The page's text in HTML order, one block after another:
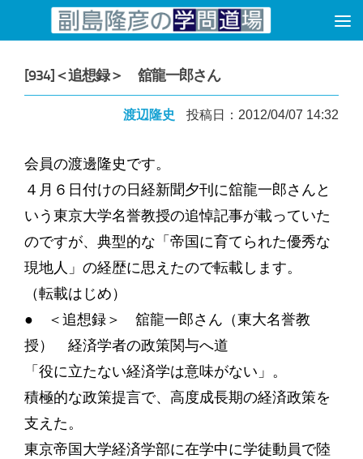
コンテンツへスキップ
[934]＜追想録＞ 舘龍一郎さん
渡辺隆史 投稿日：2012/04/07 14:32
会員の渡邊隆史です。
４月６日付けの日経新聞夕刊に舘龍一郎さんと
いう東京大学名誉教授の追悼記事が載っていた
のですが、典型的な「帝国に育てられた優秀な
現地人」の経歴に思えたので転載します。
（転載はじめ）
● ＜追想録＞ 舘龍一郎さん（東大名誉教
授） 経済学者の政策関与へ道
「役に立たない経済学は意味がない」。
積極的な政策提言で、高度成長期の経済政策を
支えた。
東京帝国大学経済学部に在学中に学徒動員で陸